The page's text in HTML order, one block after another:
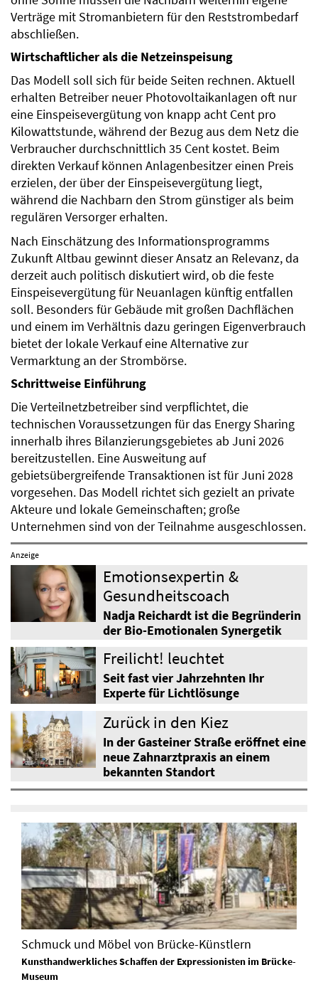
Verträge mit Stromanbietern für den Reststrombedarf
abschließen.
Wirtschaftlicher als die Netzeinspeisung
Das Modell soll sich für beide Seiten rechnen. Aktuell
erhalten Betreiber neuer Photovoltaikanlagen oft nur
eine Einspeisevergütung von knapp acht Cent pro
Kilowattstunde, während der Bezug aus dem Netz die
Verbraucher durchschnittlich 35 Cent kostet. Beim
direkten Verkauf können Anlagenbesitzer einen Preis
erzielen, der über der Einspeisevergütung liegt,
während die Nachbarn den Strom günstiger als beim
regulären Versorger erhalten.
Nach Einschätzung des Informationsprogramms
Zukunft Altbau gewinnt dieser Ansatz an Relevanz, da
derzeit auch politisch diskutiert wird, ob die feste
Einspeisevergütung für Neuanlagen künftig entfallen
soll. Besonders für Gebäude mit großen Dachflächen
und einem im Verhältnis dazu geringen Eigenverbrauch
bietet der lokale Verkauf eine Alternative zur
Vermarktung an der Strombörse.
Schrittweise Einführung
Die Verteilnetzbetreiber sind verpflichtet, die
technischen Voraussetzungen für das Energy Sharing
innerhalb ihres Bilanzierungsgebietes ab Juni 2026
bereitzustellen. Eine Ausweitung auf
gebietsübergreifende Transaktionen ist für Juni 2028
vorgesehen. Das Modell richtet sich gezielt an private
Akteure und lokale Gemeinschaften; große
Unternehmen sind von der Teilnahme ausgeschlossen.
Anzeige
Emotionsexpertin &
Gesundheitscoach
Nadja Reichardt ist die Begründerin
der Bio-Emotionalen Synergetik
Freilicht! leuchtet
Seit fast vier Jahrzehnten Ihr
Experte für Lichtlösunge
Zurück in den Kiez
In der Gasteiner Straße eröffnet eine
neue Zahnarztpraxis an einem
bekannten Standort
Schmuck und Möbel von Brücke-Künstlern
Kunsthandwerkliches Schaffen der Expressionisten im Brücke-
Museum